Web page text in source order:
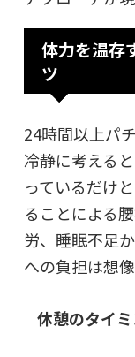
体力を温存
ツ
24時間以上パ
冷静に考える
っているだけ
ることによる
労、睡眠不足
への負担は想
休憩のタイ